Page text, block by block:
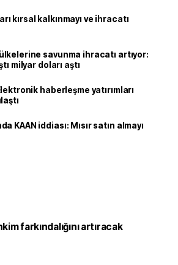
kırsal kalkınmayı ve ihracatı
savunma ihracatı artıyor:
milyar doları aştı
haberleşme yatırımları
KAAN iddiası: Mısır satın almayı
farkındalığını artıracak